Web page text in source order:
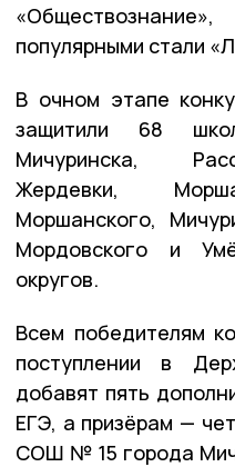
популярными стали
В очном этапе
защитили 68
Мичуринска,
Жердевки,
Моршанского,
Мордовского и
округов.
Всем победителям
поступлении в
добавят пять
ЕГЭ, а призёрам —
СОШ № 15 города